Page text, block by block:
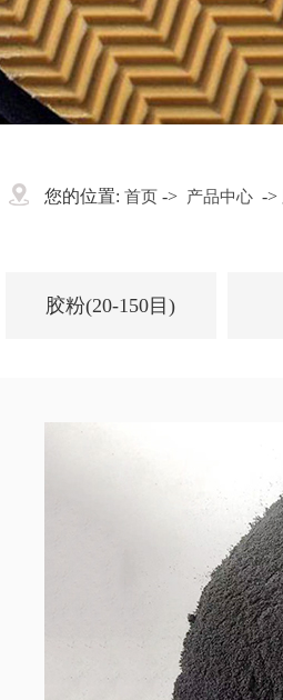
您的位置: 首页 -> 产品中心 ->
胶粉(20-150目)